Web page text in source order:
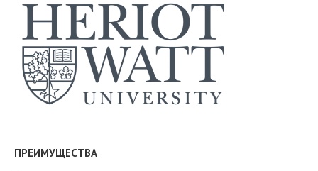
ПРЕИМУЩЕСТВА